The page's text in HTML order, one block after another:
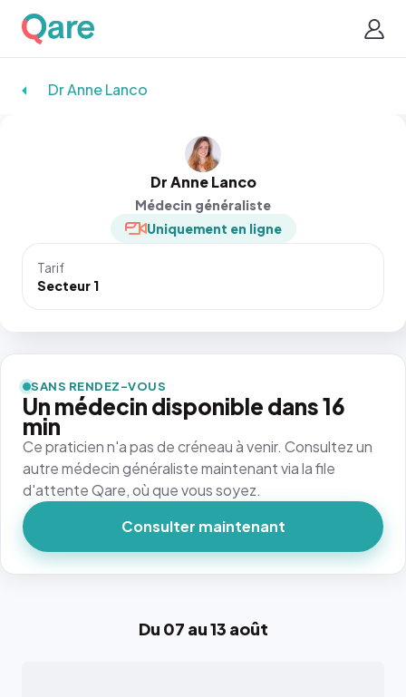
Dr Anne Lanco
Dr Anne Lanco
Médecin généraliste
Uniquement en ligne
Tarif
Secteur 1
Du 07 au 13 août
SANS RENDEZ-VOUS
Un médecin disponible dans 16
min
Ce praticien n'a pas de créneau à venir. Consultez un
autre médecin généraliste maintenant via la file
d'attente Qare, où que vous soyez.
Consulter maintenant